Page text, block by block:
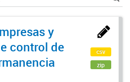
y
control de
csv
zip